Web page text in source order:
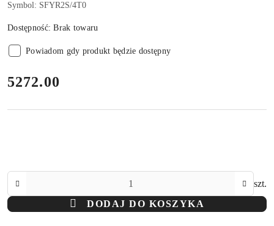
Symbol: SFYR2S/4T0
Dostępność:Brak towaru
Powiadom gdy produkt będzie dostępny
cena:
5272.00
szt.
DODAJ DO KOSZYKA